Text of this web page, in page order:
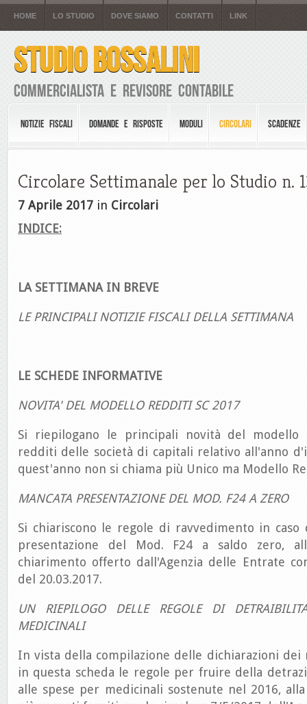
HOME LO STUDIO DOVE SIAMO CONTATTI LINK
STUDIO BOSSALINI
Commercialista e Revisore Contabile
NOTIZIE FISCALI DOMANDE E RISPOSTE MODULI CIRCOLARI SCADENZE
Circolare Settimanale per lo Studio n.
7 Aprile 2017 in Circolari
INDICE:
LA SETTIMANA IN BREVE
LE PRINCIPALI NOTIZIE FISCALI DELLA SETTIMANA
LE SCHEDE INFORMATIVE
NOVITA' DEL MODELLO REDDITI SC 2017
Si riepilogano le principali novità del modello
redditi delle società di capitali relativo all'anno
quest'anno non si chiama più Unico ma Modello
MANCATA PRESENTAZIONE DEL MOD. F24 A ZERO
Si chiariscono le regole di ravvedimento in caso
presentazione del Mod. F24 a saldo zero,
chiarimento offerto dall'Agenzia delle Entrate
del 20.03.2017.
UN RIEPILOGO DELLE REGOLE DI
MEDICINALI
In vista della compilazione delle dichiarazioni
in questa scheda le regole per fruire della
alle spese per medicinali sostenute nel 2016,